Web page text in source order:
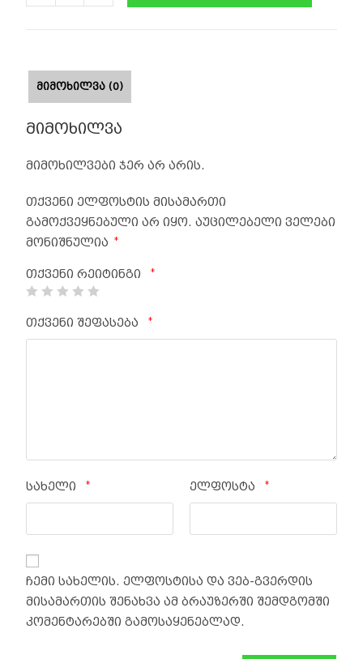
ᲛᲘᲛᲝᲮᲘᲚᲕᲐ (0)
მიმოხილვა
მიმოხილვები ჯერ არ არის.
თქვენი ელფოსტის მისამართი
გამოქვეყნებული არ იყო. აუცილებელი ველები
მონიშნულია
*
თქვენი რეიტინგი *
თქვენი შეფასება *
სახელი * ელფოსტა *
ჩემი სახელის. ელფოსტისა და ვებ-გვერდის
მისამართის შენახვა ამ ბრაუზერში შემდგომში
კომენტარებში გამოსაყენებლად.